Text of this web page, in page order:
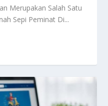
Merupakan Salah Satu
Sepi Peminat Di...